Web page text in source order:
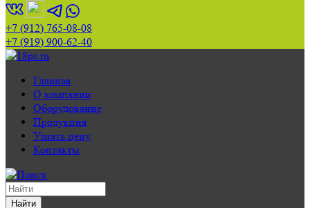
+7 (912) 765-08-08
+7 (919) 900-62-40
Главная
О компании
Оборудование
Продукция
Узнать цену
Контакты